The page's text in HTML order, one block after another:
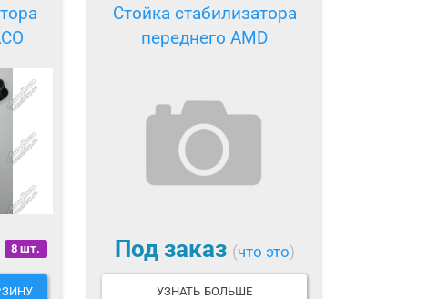
8 шт.
Стойка стабилизатора
переднего AMD
Под заказ (что это)
УЗНАТЬ БОЛЬШЕ